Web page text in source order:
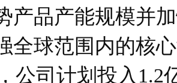
产品产能规模并
全球范围内的核
司计划投入1.2亿